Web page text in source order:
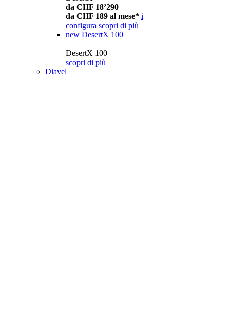
da CHF 18’290
da CHF 189 al mese* i
configura scopri di più
new DesertX 100
DesertX 100
scopri di più
Diavel